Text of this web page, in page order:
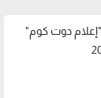
"إعلام دوت كوم"